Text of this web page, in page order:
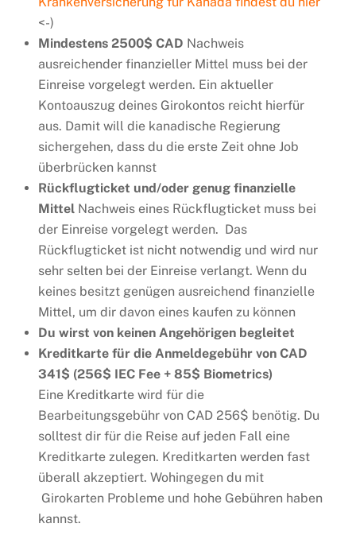
<-)
Mindestens 2500$ CAD Nachweis
ausreichender finanzieller Mittel muss bei der
Einreise vorgelegt werden. Ein aktueller
Kontoauszug deines Girokontos reicht hierfür
aus. Damit will die kanadische Regierung
sichergehen, dass du die erste Zeit ohne Job
überbrücken kannst
Rückflugticket und/oder genug finanzielle
Mittel Nachweis eines Rückflugticket muss bei
der Einreise vorgelegt werden. Das
Rückflugticket ist nicht notwendig und wird nur
sehr selten bei der Einreise verlangt. Wenn du
keines besitzt genügen ausreichend finanzielle
Mittel, um dir davon eines kaufen zu können
Du wirst von keinen Angehörigen begleitet
Kreditkarte für die Anmeldegebühr von CAD
341$ (256$ IEC Fee + 85$ Biometrics)
Eine Kreditkarte wird für die
Bearbeitungsgebühr von CAD 256$ benötig. Du
solltest dir für die Reise auf jeden Fall eine
Kreditkarte zulegen. Kreditkarten werden fast
überall akzeptiert. Wohingegen du mit
Girokarten Probleme und hohe Gebühren haben
kannst.